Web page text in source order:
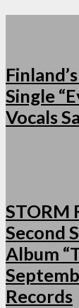
Single
Vocals
STORM
Second
Album
Records